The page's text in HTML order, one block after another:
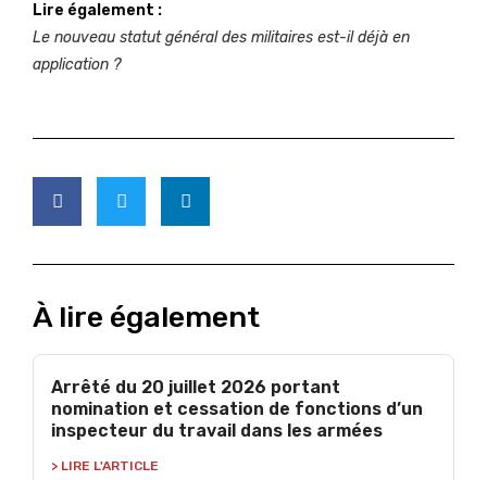
Lire également :
Le nouveau statut général des militaires est-il déjà en
application ?
À lire également
Arrêté du 20 juillet 2026 portant
nomination et cessation de fonctions d’un
inspecteur du travail dans les armées
> LIRE L'ARTICLE